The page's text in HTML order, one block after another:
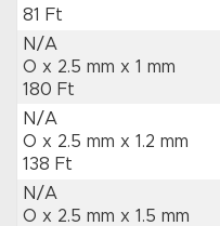
81 Ft
N/A
O x 2.5 mm x 1 mm
180 Ft
N/A
O x 2.5 mm x 1.2 mm
138 Ft
N/A
O x 2.5 mm x 1.5 mm